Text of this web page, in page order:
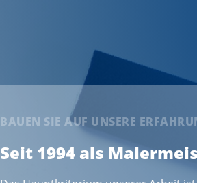
BAUEN SIE AUF UNSERE
Seit 1994 als